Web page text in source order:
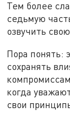
Тем более
седьмую
озвучить
Пора понять:
сохранять
когда
свои